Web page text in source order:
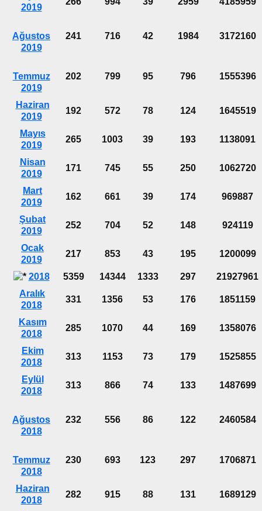
2019
Ağustos
2019
241 716 42 1984 3172160
Temmuz
2019
202 799 95 796 1555396
Haziran
2019
192 572 78 124 1645519
Mayıs
2019
265 1003 39 193 1138091
Nisan
2019
171 745 55 250 1062720
Mart
2019
162 661 39 174 969887
Şubat
2019
252 704 52 148 924119
Ocak
2019
217 853 43 195 1200099
2018 5359 14344 1333 297
21927961
Aralık
2018
331 1356 53 176 1851159
Kasım
2018
285 1070 44 169 1358076
Ekim
2018
313 1153 73 179 1525855
Eylül
2018
313 866 74 133 1487699
Ağustos
2018
232 556 86 122 2460584
Temmuz
2018
230 693 123 297 1706871
Haziran
2018
282 915 88 131 1689129